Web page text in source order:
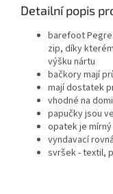
Detailní popis
barefoot
zip, díky
výšku nártu
bačkory mají
mají dostatek
vhodné na
papučky jsou
opatek je mírný
vyndavací
svršek - textil,